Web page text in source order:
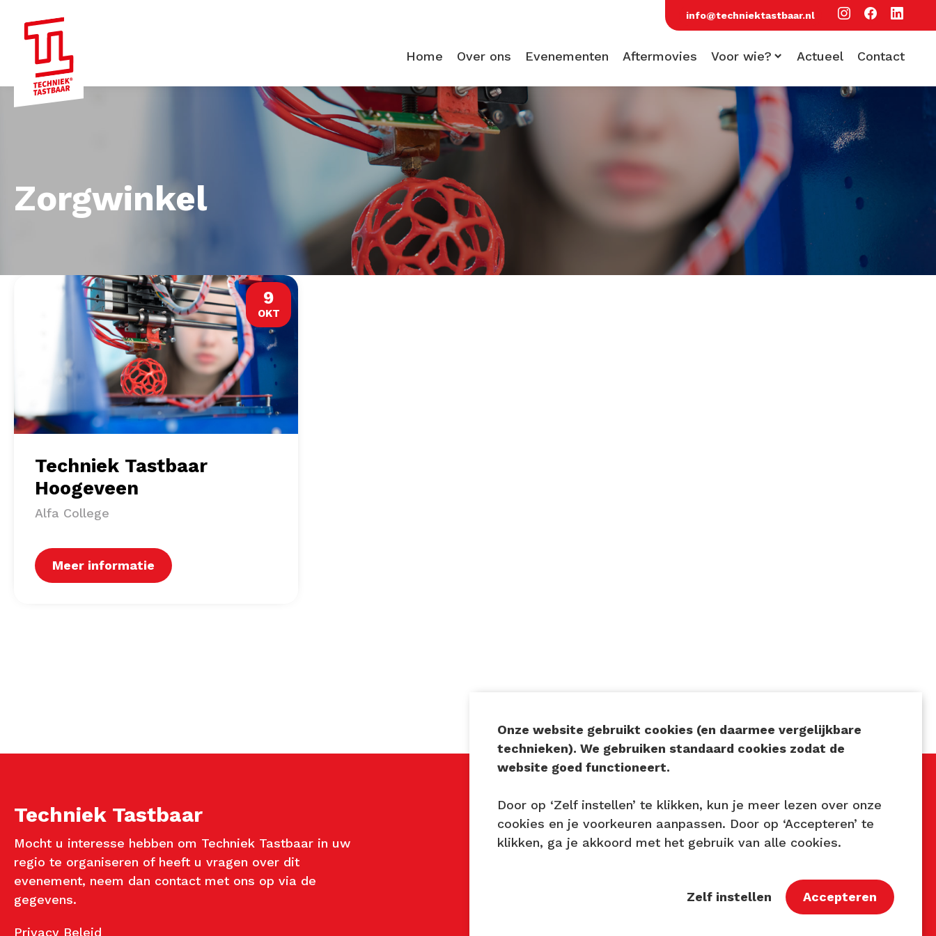
info@techniektastbaar.nl
Home Over ons Evenementen Aftermovies Voor wie?
Voor scholen
Voor bezoekers
Voor bedrijven
Actueel Contact
Zorgwinkel
9
OKT
Techniek Tastbaar
Hoogeveen
Alfa College
Meer informatie
Techniek Tastbaar
Mocht u interesse hebben om Techniek Tastbaar in uw
regio te organiseren of heeft u vragen over dit
evenement, neem dan contact met ons op via de
gegevens.
Privacy Beleid
Contact
John van Mierlo
Volg ons
Onze website gebruikt cookies (en daarmee vergelijkbare
technieken). We gebruiken standaard cookies zodat de
website goed functioneert.
Door op ‘Zelf instellen’ te klikken, kun je meer lezen over onze
cookies en je voorkeuren aanpassen. Door op ‘Accepteren’ te
klikken, ga je akkoord met het gebruik van alle cookies.
Zelf instellen Accepteren